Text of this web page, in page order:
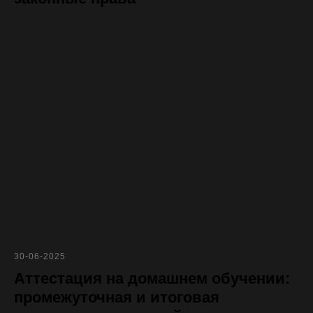
30-06-2025
Аттестация на домашнем обучении:
промежуточная и итоговая